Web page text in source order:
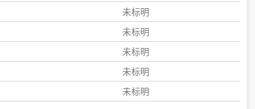
未标明
未标明
未标明
未标明
未标明